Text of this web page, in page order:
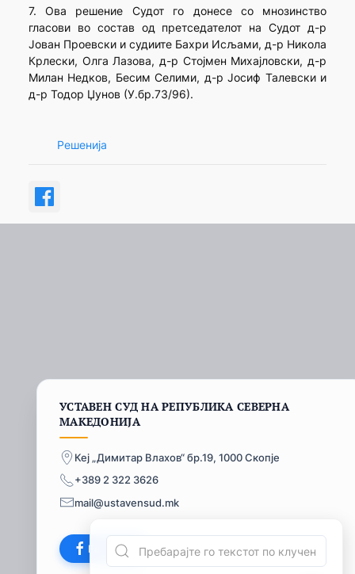
7. Ова решение Судот го донесе со мнозинство
гласови во состав од претседателот на Судот д-р
Јован Проевски и судиите Бахри Исљами, д-р Никола
Крлески, Олга Лазова, д-р Стојмен Михајловски, д-р
Милан Недков, Бесим Селими, д-р Јосиф Талевски и
д-р Тодор Џунов (У.бр.73/96).
Решенија
УСТАВЕН СУД НА РЕПУБЛИКА СЕВЕРНА
МАКЕДОНИЈА
Кеј „Димитар Влахов“ бр.19, 1000 Скопје
+389 2 322 3626
mail@ustavensud.mk
Facebook